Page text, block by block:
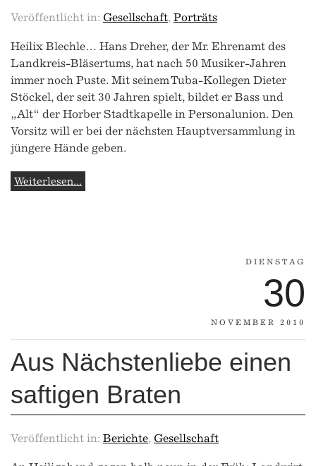
Veröffentlicht in: Gesellschaft, Porträts
Heilix Blechle… Hans Dreher, der Mr. Ehrenamt des
Landkreis-Bläsertums, hat nach 50 Musiker-Jahren
immer noch Puste. Mit seinem Tuba-Kollegen Dieter
Stöckel, der seit 30 Jahren spielt, bildet er Bass und
„Alt“ der Horber Stadtkapelle in Personalunion. Den
Vorsitz will er bei der nächsten Hauptversammlung in
jüngere Hände geben.
Weiterlesen...
DIENSTAG
30
NOVEMBER 2010
Aus Nächstenliebe einen
saftigen Braten
Veröffentlicht in: Berichte, Gesellschaft